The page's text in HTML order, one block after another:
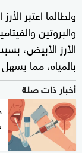
ولطالما اعتبر
والبروتين
الأرز الأبيض،
بالمياه، مما
أخبار ذات صلة